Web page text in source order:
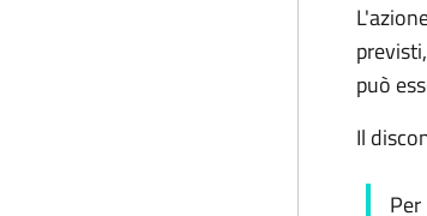
può
Il